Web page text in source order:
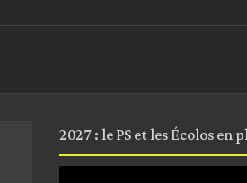
2027 : le PS et les Écolos